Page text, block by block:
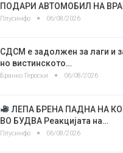
ПОДАРИ АВТОМОБИЛ НА
Плусинфо 06/08/2026
СДСМ е задолжен за лаги и
но вистинското…
Бранко Героски 06/08/2026
ЛЕПА БРЕНА ПАДНА НА
ВО БУДВА Реакцијата на…
Плусинфо 06/08/2026